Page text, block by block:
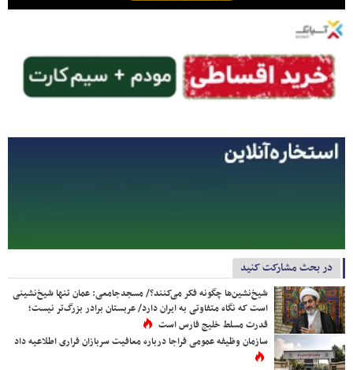
در بحث مشارکت کنید
شیخ‌نشین‌ها چگونه فکر می‌کنند؟/ مسجدجامعی: عمان تنها شیخ‌نشینی
است که نگاه متفاوتی به ایران دارد/ عربستان برادر بزرگ‌تر نیست؛
قدرت مسلط خلیج فارس است
سازمان وظیفه عمومی فراجا درباره معافیت سربازان فراری اطلاعیه داد